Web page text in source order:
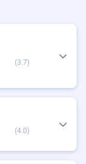
(3.7)
(4.0)